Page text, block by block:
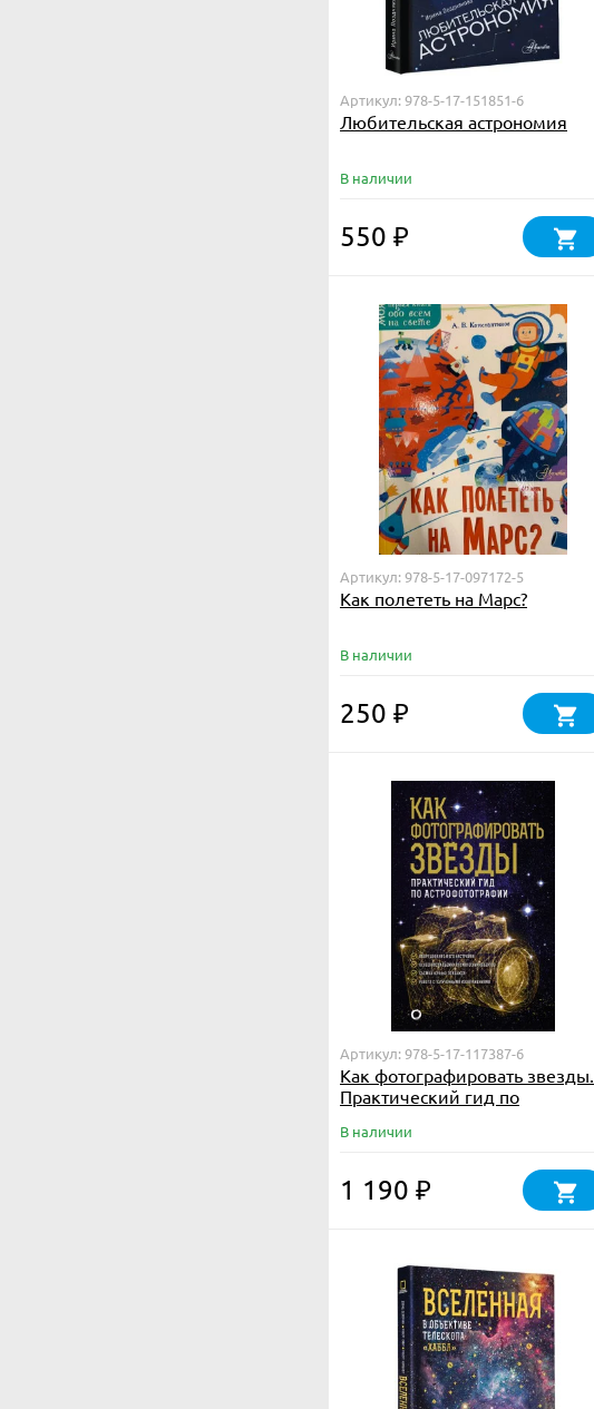
Артикул: 978-5-17-151851-6
Любительская астрономия
В наличии
550 ₽
Артикул: 978-5-17-097172-5
Как полететь на Марс?
В наличии
250 ₽
Артикул: 978-5-17-117387-6
Как фотографировать звезды.
Практический гид по
В наличии
1 190 ₽